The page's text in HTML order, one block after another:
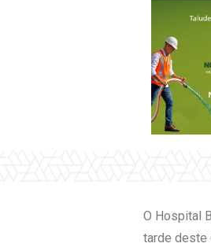
O Hospital
tarde deste